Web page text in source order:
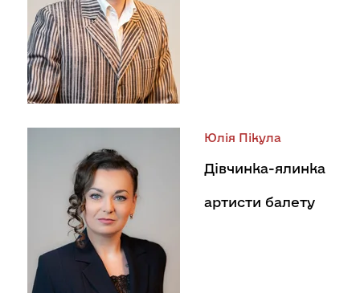
Юлія Пікула
Дівчинка-ялинка
артисти балету